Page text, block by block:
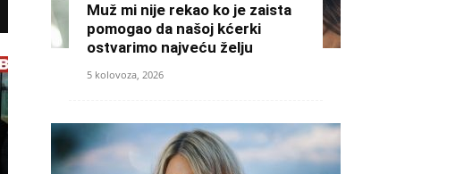
Muž mi nije rekao ko je zaista
pomogao da našoj kćerki
ostvarimo najveću želju
5 kolovoza, 2026